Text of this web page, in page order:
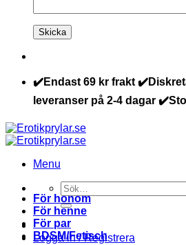
✔️Endast 69 kr frakt
leveranser på 2-4 dagar
Menu
Sök
efter:
Logga in / Registrera
För honom
För henne
För par
BDSM/Fetisch